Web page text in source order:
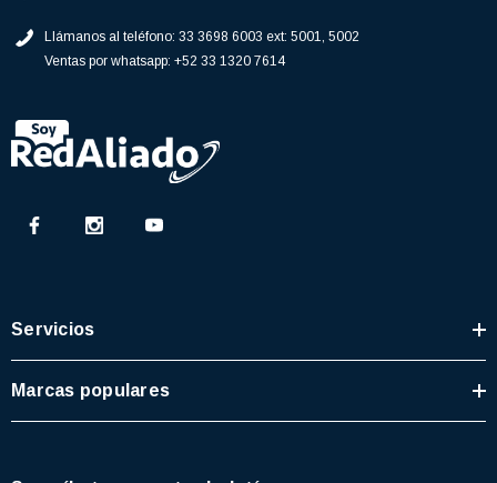
Llámanos al teléfono: 33 3698 6003 ext: 5001, 5002
Ventas por whatsapp: +52 33 1320 7614
Servicios
Marcas populares